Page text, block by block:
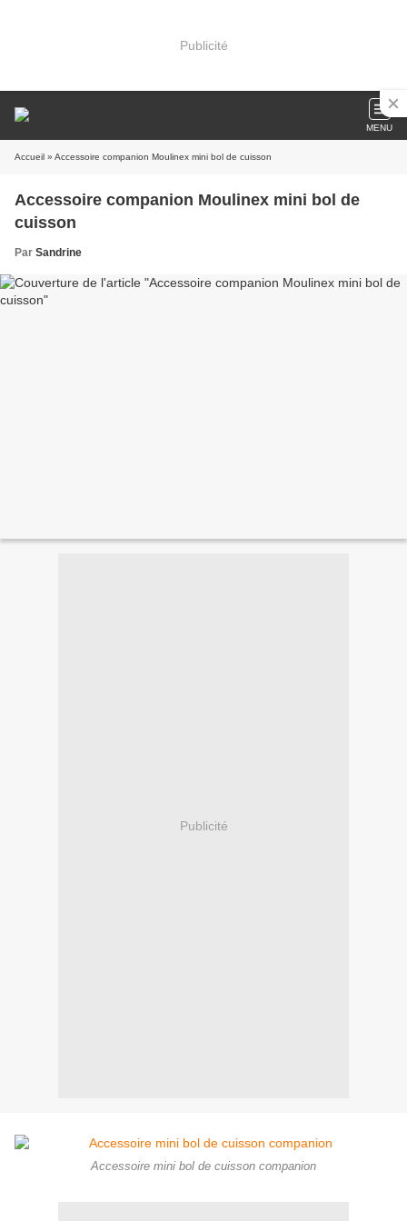
Publicité
MENU
Accueil » Accessoire companion Moulinex mini bol de cuisson
Accessoire companion Moulinex mini bol de
cuisson
Par Sandrine
Publicité
Accessoire mini bol de cuisson companion